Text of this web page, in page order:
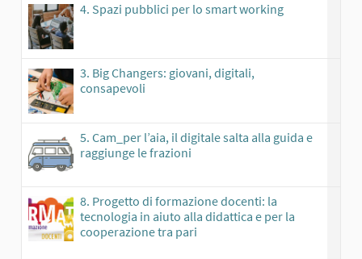
4. Spazi pubblici per lo smart working
3. Big Changers: giovani, digitali,
consapevoli
5. Cam_per l’aia, il digitale salta alla guida e
raggiunge le frazioni
8. Progetto di formazione docenti: la
tecnologia in aiuto alla didattica e per la
cooperazione tra pari